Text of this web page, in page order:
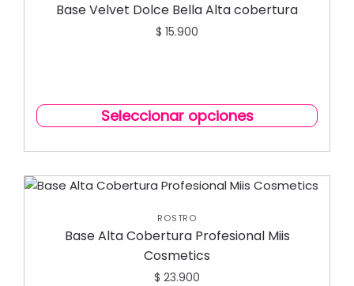
Base Velvet Dolce Bella Alta cobertura
$ 15.900
Seleccionar opciones
ROSTRO
Base Alta Cobertura Profesional Miis
Cosmetics
$ 23.900